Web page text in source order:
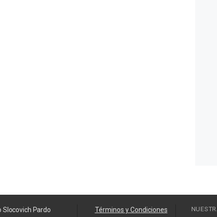
Slocovich Pardo Términos y Condiciones